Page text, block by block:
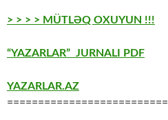
> > > > MÜTLƏQ OXUYUN !!!
“YAZARLAR” JURNALI PDF
YAZARLAR.AZ